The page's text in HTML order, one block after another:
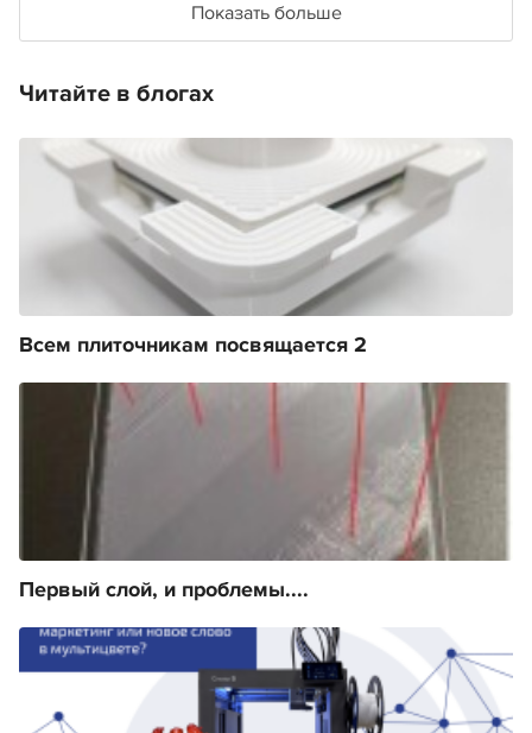
Показать больше
Читайте в блогах
Всем плиточникам посвящается 2
Первый слой, и проблемы....